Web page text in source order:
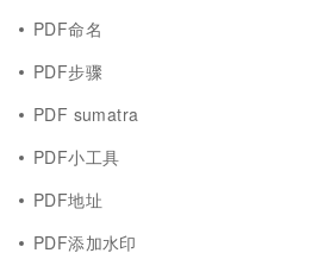
PDF命名
PDF步骤
PDF sumatra
PDF小工具
PDF地址
PDF添加水印